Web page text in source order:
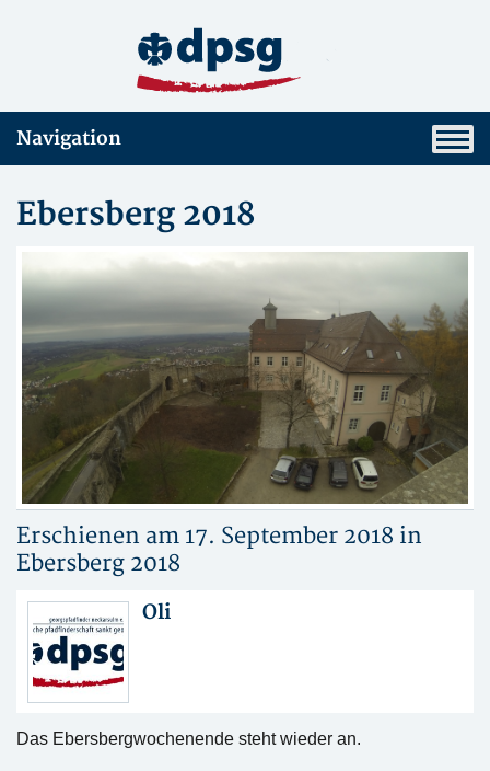
Navigation
Ebersberg 2018
Erschienen am 17. September 2018 in
Ebersberg 2018
Oli
Das Ebersbergwochenende steht wieder an.